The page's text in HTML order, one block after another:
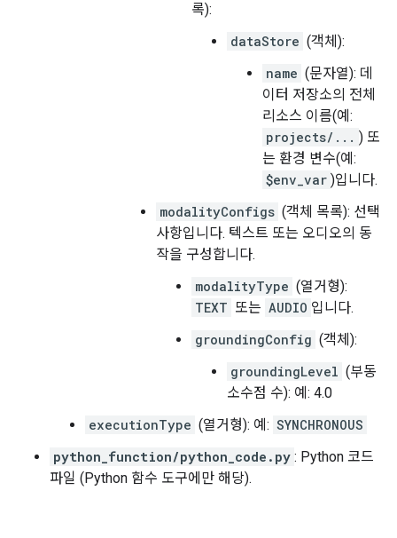
록):
dataStore (객체):
name (문자열): 데
이터 저장소의 전체
리소스 이름(예:
projects/... ) 또
는 환경 변수(예:
$env_var )입니다.
modalityConfigs (객체 목록): 선택
사항입니다. 텍스트 또는 오디오의 동
작을 구성합니다.
modalityType (열거형):
TEXT 또는 AUDIO 입니다.
groundingConfig (객체):
groundingLevel (부동
소수점 수): 예: 4.0
executionType (열거형): 예: SYNCHRONOUS
python_function/python_code.py : Python 코드
파일 (Python 함수 도구에만 해당).